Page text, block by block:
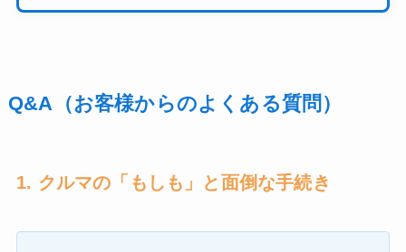
Q&A（お客様からのよくある質問）
1. クルマの「もしも」と面倒な手続き